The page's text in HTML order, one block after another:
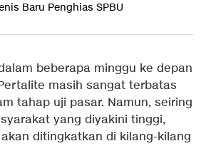
Baru Penghias SPBU
beberapa minggu ke depan
masih sangat terbatas
tahap uji pasar. Namun, seiring
yang diyakini tinggi,
ditingkatkan di kilang-kilang